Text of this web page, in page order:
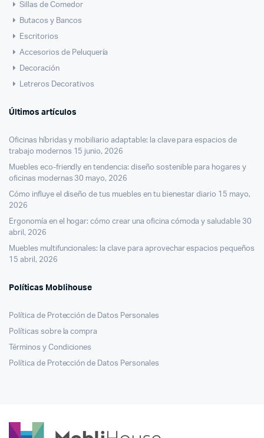
Sillas de Comedor
Butacos y Bancos
Escritorios
Accesorios de Peluquería
Decoración
Letreros Decorativos
Últimos artículos
Oficinas híbridas y mobiliario adaptable: la clave para espacios de
trabajo modernos 15 junio, 2026
Muebles eco-friendly en tendencia: diseño sostenible para hogares y
oficinas modernas 30 mayo, 2026
Cómo influye el diseño de tus muebles en tu bienestar diario 15 mayo,
2026
Ergonomía en el hogar: cómo crear una oficina cómoda y saludable 30
abril, 2026
Muebles multifuncionales: la clave para aprovechar espacios pequeños
15 abril, 2026
Políticas Moblihouse
Política de Protección de Datos Personales
Políticas sobre la compra
Términos y Condiciones
Política de Protección de Datos Personales